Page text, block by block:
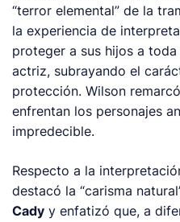
“terror elemental” de la
la experiencia de
proteger a sus hijos a toda
actriz, subrayando el
protección. Wilson
enfrentan los personajes
impredecible.
Respecto a la
destacó la “carisma
Cady y enfatizó que, a